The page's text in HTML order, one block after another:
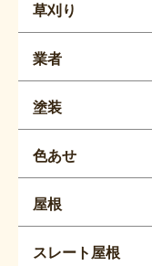
草刈り
業者
塗装
色あせ
屋根
スレート屋根